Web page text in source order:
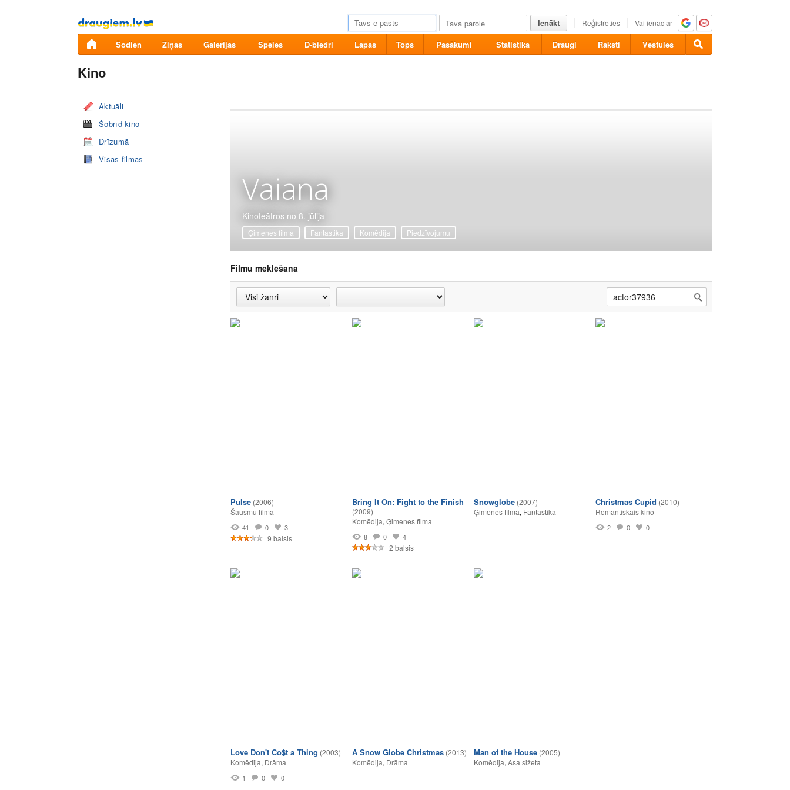
Pāriet
uz
saturu
Ienākt Reģistrēties Vai ienāc ar
Šodien Ziņas Galerijas Spēles D-biedri Lapas Tops Pasākumi Statistika Draugi Raksti Vēstules
Kino
Aktuāli
Šobrīd kino
Drīzumā
Visas filmas
Vaiana
Kinoteātros no 8. jūlija
Ģimenes filma Fantastika Komēdija Piedzīvojumu
Filmu meklēšana
Pulse (2006)
Šausmu filma
41 0 3
9 balsis
Bring It On: Fight to the Finish
(2009)
Komēdija, Ģimenes filma
8 0 4
2 balsis
Snowglobe (2007)
Ģimenes filma, Fantastika
Christmas Cupid (2010)
Romantiskais kino
2 0 0
Love Don't Co$t a Thing (2003)
Komēdija, Drāma
1 0 0
A Snow Globe Christmas (2013)
Komēdija, Drāma
Man of the House (2005)
Komēdija, Asa sižeta